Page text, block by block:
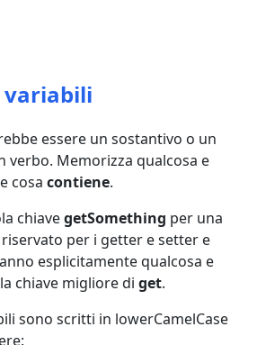
variabili
essere un sostantivo o un
verbo. Memorizza qualcosa e
cosa contiene.
chiavegetSomething per una
riservato per i getter e setter e
esplicitamente qualcosa e
chiave migliore di get.
sono scritti in lowerCamelCase